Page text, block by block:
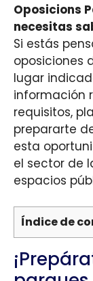
Oposicions
necesitas
Si estás
oposiciones
lugar
información
requisitos,
prepararte
esta
el sector de
espacios
Índice de